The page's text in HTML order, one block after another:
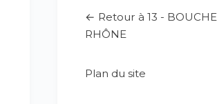
← Retour à 13 -
RHÔNE
Plan du site